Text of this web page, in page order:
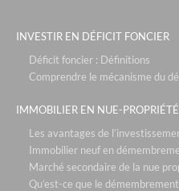
INVESTIR EN DÉFICIT FONCIER
Déficit foncier : Définitions
Comprendre le mécanisme du
IMMOBILIER EN NUE-
Les avantages de
Immobilier neuf en
Marché secondaire de la nue
Qu’est-ce que le